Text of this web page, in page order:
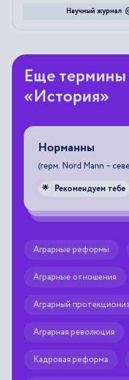
Научный журнал
Еще
«История»
Норманны
(герм. Nord Mann –
🌟 Рекомендуем тебе
Аграрные реформы
Аграрные отношения
Аграрный
Аграрная революция
Кадровая реформа